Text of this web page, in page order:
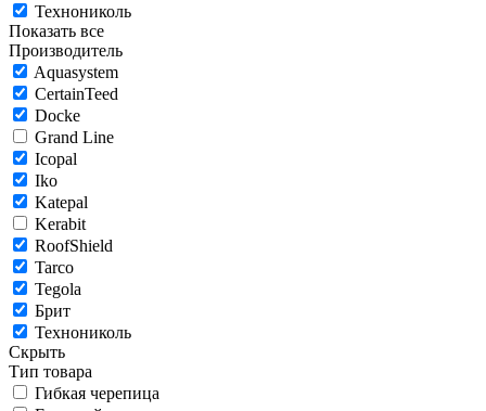
Технониколь
Показать все
Производитель
Aquasystem
CertainTeed
Docke
Grand Line
Icopal
Iko
Katepal
Kerabit
RoofShield
Tarco
Tegola
Брит
Технониколь
Скрыть
Тип товара
Гибкая черепица